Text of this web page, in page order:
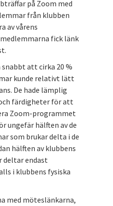
på Zoom med
från klubben
av vårens
fick länk
snabbt att cirka 20 %
kunde relativt lätt
De hade lämplig
färdigheter för att
Zoom-programmet
ungefär hälften av de
som brukar delta i de
hälften av klubbens
deltar endast
i klubbens fysiska
med möteslänkarna,